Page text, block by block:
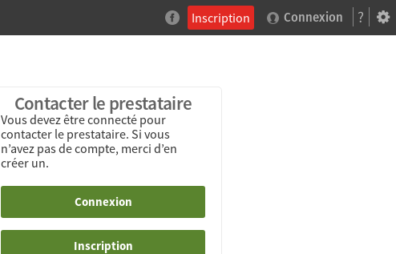
?
Inscription Connexion
Contacter le prestataire
Vous devez être connecté pour
contacter le prestataire. Si vous
n’avez pas de compte, merci d’en
créer un.
Connexion
Inscription